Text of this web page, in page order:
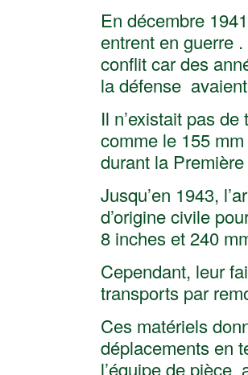
En décembre
entrent en guerre
conflit car des
la défense
Il n’existait pas
comme le 155
durant la
Jusqu’en 1943,
d’origine civile
8 inches et 240
Cependant, leur
transports par
Ces matériels
déplacements en
l’équipe de pièce